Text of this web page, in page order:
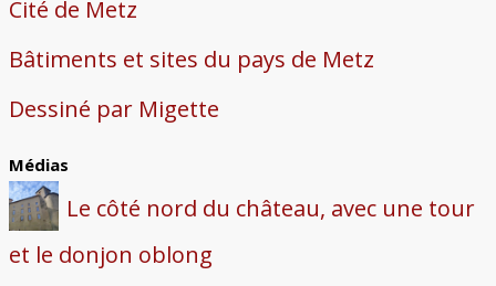
Cité de Metz
Bâtiments et sites du pays de Metz
Dessiné par Migette
Médias
Le côté nord du château, avec une tour
et le donjon oblong